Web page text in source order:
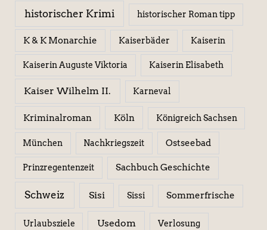
historischer Krimi historischer Roman tipp
K & K Monarchie Kaiserbäder Kaiserin
Kaiserin Auguste Viktoria Kaiserin Elisabeth
Kaiser Wilhelm II. Karneval
Kriminalroman Köln Königreich Sachsen
München Nachkriegszeit Ostseebad
Prinzregentenzeit Sachbuch Geschichte
Schweiz Sisi Sissi Sommerfrische
Urlaubsziele Usedom Verlosung